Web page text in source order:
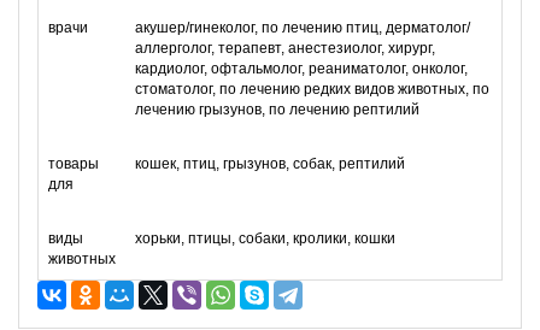
врачи
акушер/гинеколог, по лечению птиц, дерматолог/
аллерголог, терапевт, анестезиолог, хирург,
кардиолог, офтальмолог, реаниматолог, онколог,
стоматолог, по лечению редких видов животных, по
лечению грызунов, по лечению рептилий
товары
для
кошек, птиц, грызунов, собак, рептилий
виды
животных
хорьки, птицы, собаки, кролики, кошки